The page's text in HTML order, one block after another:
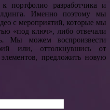
портфолио разработчика и
Именно поэтому мы
с мероприятий, которые мы
«под ключ», либо отвечали
Мы можем воспроизвести
или, оттолкнувшись от
предложить новую